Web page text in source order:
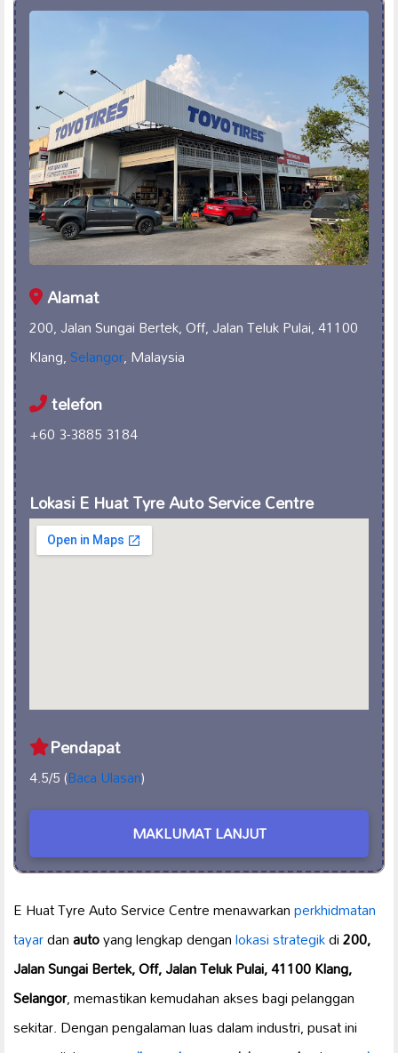
Alamat
200, Jalan Sungai Bertek, Off, Jalan Teluk Pulai, 41100
Klang,Selangor, Malaysia
telefon
+60 3-3885 3184
Lokasi E Huat Tyre Auto Service Centre
Pendapat
4.5/5 (Baca Ulasan)
MAKLUMAT LANJUT
E Huat Tyre Auto Service Centre menawarkanperkhidmatan
tayardanautoyang lengkap denganlokasi strategikdi200,
Jalan Sungai Bertek, Off, Jalan Teluk Pulai, 41100 Klang,
Selangor, memastikan kemudahan akses bagi pelanggan
sekitar. Dengan pengalaman luas dalam industri, pusat ini